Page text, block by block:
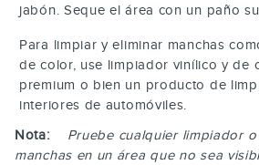
jabón. Seque el área con un paño
Para limpiar y eliminar manchas
de color, use limpiador vinílico y de
premium o bien un producto de
interiores de automóviles.
Nota:
Pruebe cualquier limpiador
manchas en un área que no sea